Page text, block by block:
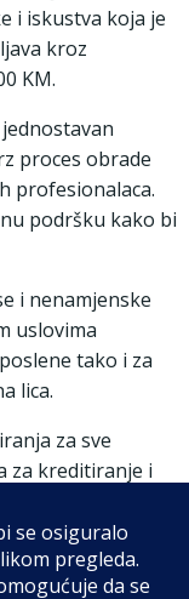
i iskustva koja je
kroz
KM.
proces obrade
profesionalaca.
podršku kako bi
i nenamjenske
uslovima
tako i za
lica.
za sve
za kreditiranje i
došli do